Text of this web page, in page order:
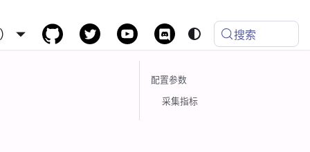
搜索
配置参数
采集指标